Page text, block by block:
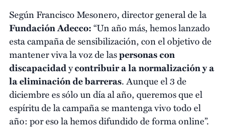
Según Francisco Mesonero, director general de la
Fundación Adecco:“Un año más, hemos lanzado
esta campaña de sensibilización, con el objetivo de
mantener viva la voz de laspersonas con
discapacidadycontribuir a la normalización y a
la eliminación de barreras. Aunque el 3 de
diciembre es sólo un día al año, queremos que el
espíritu de la campaña se mantenga vivo todo el
año: por eso la hemos difundido de forma online”.